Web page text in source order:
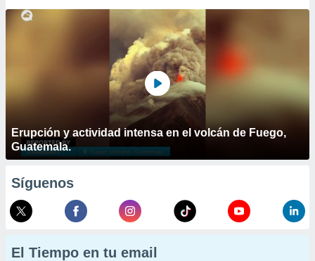
Erupción y actividad intensa en el volcán de Fuego,
Guatemala.
Síguenos
El Tiempo en tu email